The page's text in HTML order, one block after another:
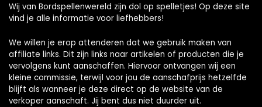
Wij van Bordspellenwereld zijn dol op spelletjes! Op deze site
vind je alle informatie voor liefhebbers!
We willen je erop attenderen dat we gebruik maken van
affiliate links. Dit zijn links naar artikelen of producten die je
vervolgens kunt aanschaffen. Hiervoor ontvangen wij een
kleine commissie, terwijl voor jou de aanschafprijs hetzelfde
blijft als wanneer je deze direct op de website van de
verkoper aanschaft. Jij bent dus niet duurder uit.